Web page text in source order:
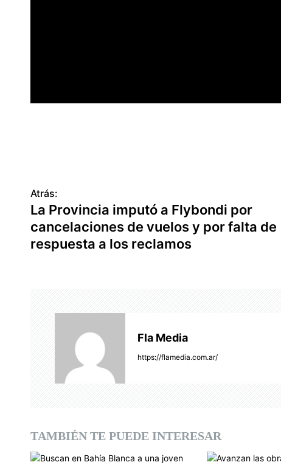
N
a
v
e
Atrás:
La Provincia imputó a Flybondi por
cancelaciones de vuelos y por falta de
respuesta a los reclamos
Fla Media
https://flamedia.com.ar/
TAMBIÉN TE PUEDE INTERESAR